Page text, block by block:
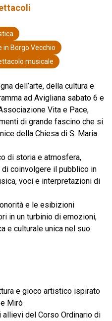
in Borgo Vecchio
musicale
dell’arte, della cultura e
ad Avigliana sabato 6 e
Vita e Pace,
di grande fascino che si
della Chiesa di S. Maria
di storia e atmosfera,
coinvolgere il pubblico in
voci e interpretazioni di
e le esibizioni
in un turbinio di emozioni,
e culturale unica nel suo
e gioco artistico ispirato
Mirò
del Corso Ordinario di